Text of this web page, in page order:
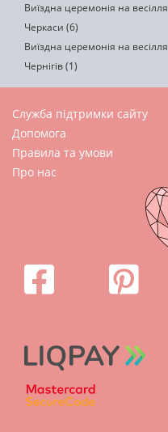
Виїздна церемонія на весілля
Черкаси (6)
Виїздна церемонія на весілля
Чернігів (1)
Служба підтримки сайту
Допомога
Правила та умови
Про нас